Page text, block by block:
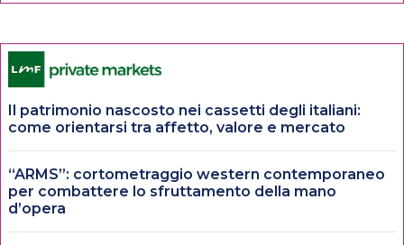
Il patrimonio nascosto nei cassetti degli italiani:
come orientarsi tra affetto, valore e mercato
“ARMS”: cortometraggio western contemporaneo
per combattere lo sfruttamento della mano
d’opera